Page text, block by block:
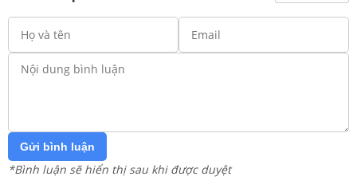
Gửi bình luận
*Bình luận sẽ hiển thị sau khi được duyệt